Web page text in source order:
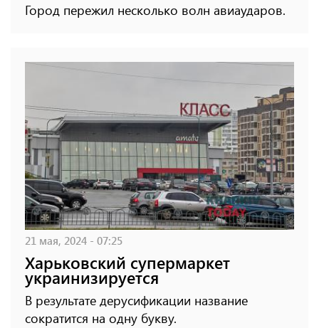
Город пережил несколько волн авиаударов.
21 мая, 2024 - 07:25
Харьковский супермаркет
украинизируется
В результате дерусификации название
сократится на одну букву.